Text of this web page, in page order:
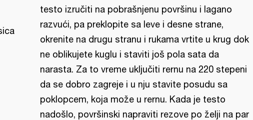
testo izručiti na pobrašnjenu površinu i lagano
razvući, pa preklopite sa leve i desne strane,
okrenite na drugu stranu i rukama vrtite u krug dok
ne oblikujete kuglu i staviti još pola sata da
narasta. Za to vreme uključiti rernu na 220 stepeni
da se dobro zagreje i u nju stavite posudu sa
poklopcem, koja može u rernu. Kada je testo
nadošlo, površinski napraviti rezove po želji na par